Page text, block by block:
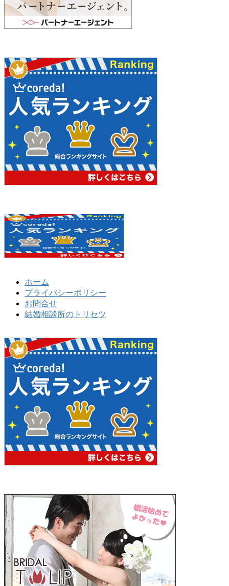
ホーム
プライバシーポリシー
お問合せ
結婚相談所のトリセツ